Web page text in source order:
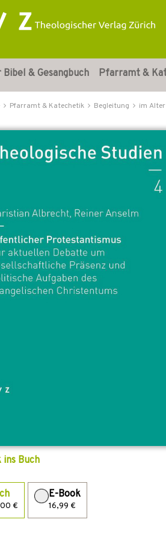
& Gesangbuch Pfarramt &
Pfarramt & Katechetik Begleitung im Alter
ins Buch
€
E-Book
16,99 €